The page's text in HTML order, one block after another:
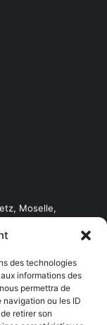
des technologies
informations des
permettra de
ou les ID
retirer son
Moselle,